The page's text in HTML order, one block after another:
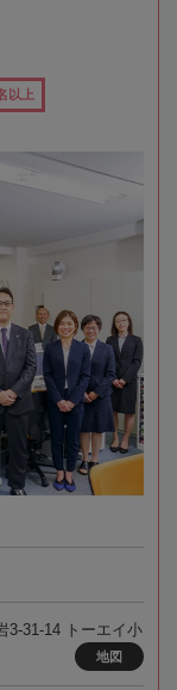
以上
3-31-14 トーエイ小
地図